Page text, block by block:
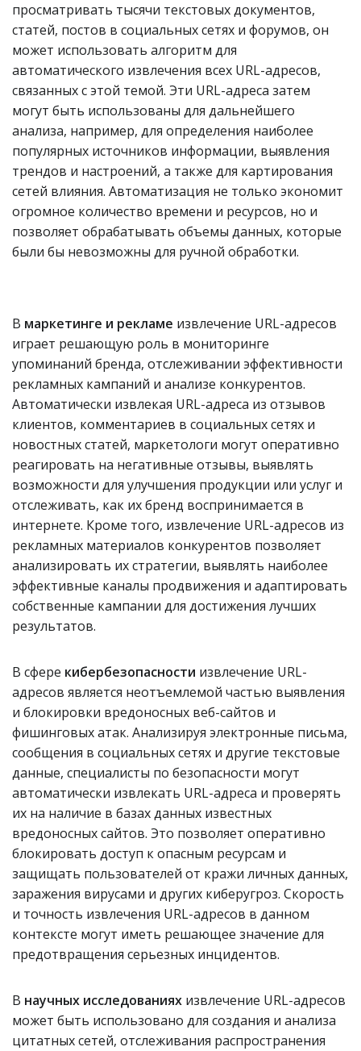
просматривать тысячи текстовых документов,
статей, постов в социальных сетях и форумов, он
может использовать алгоритм для
автоматического извлечения всех URL-адресов,
связанных с этой темой. Эти URL-адреса затем
могут быть использованы для дальнейшего
анализа, например, для определения наиболее
популярных источников информации, выявления
трендов и настроений, а также для картирования
сетей влияния. Автоматизация не только экономит
огромное количество времени и ресурсов, но и
позволяет обрабатывать объемы данных, которые
были бы невозможны для ручной обработки.
В маркетинге и рекламе извлечение URL-адресов
играет решающую роль в мониторинге
упоминаний бренда, отслеживании эффективности
рекламных кампаний и анализе конкурентов.
Автоматически извлекая URL-адреса из отзывов
клиентов, комментариев в социальных сетях и
новостных статей, маркетологи могут оперативно
реагировать на негативные отзывы, выявлять
возможности для улучшения продукции или услуг и
отслеживать, как их бренд воспринимается в
интернете. Кроме того, извлечение URL-адресов из
рекламных материалов конкурентов позволяет
анализировать их стратегии, выявлять наиболее
эффективные каналы продвижения и адаптировать
собственные кампании для достижения лучших
результатов.
В сфере кибербезопасности извлечение URL-
адресов является неотъемлемой частью выявления
и блокировки вредоносных веб-сайтов и
фишинговых атак. Анализируя электронные письма,
сообщения в социальных сетях и другие текстовые
данные, специалисты по безопасности могут
автоматически извлекать URL-адреса и проверять
их на наличие в базах данных известных
вредоносных сайтов. Это позволяет оперативно
блокировать доступ к опасным ресурсам и
защищать пользователей от кражи личных данных,
заражения вирусами и других киберугроз. Скорость
и точность извлечения URL-адресов в данном
контексте могут иметь решающее значение для
предотвращения серьезных инцидентов.
В научных исследованиях извлечение URL-адресов
может быть использовано для создания и анализа
цитатных сетей, отслеживания распространения